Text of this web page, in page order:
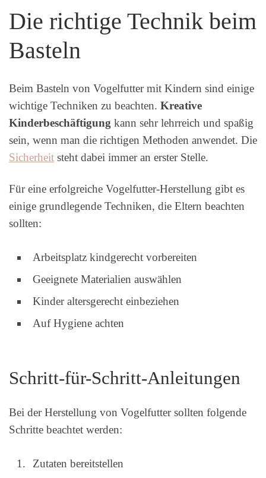
Die richtige Technik beim
Basteln
Beim Basteln von Vogelfutter mit Kindern sind einige
wichtige Techniken zu beachten. Kreative
Kinderbeschäftigung kann sehr lehrreich und spaßig
sein, wenn man die richtigen Methoden anwendet. Die
Sicherheit steht dabei immer an erster Stelle.
Für eine erfolgreiche Vogelfutter-Herstellung gibt es
einige grundlegende Techniken, die Eltern beachten
sollten:
Arbeitsplatz kindgerecht vorbereiten
Geeignete Materialien auswählen
Kinder altersgerecht einbeziehen
Auf Hygiene achten
Schritt-für-Schritt-Anleitungen
Bei der Herstellung von Vogelfutter sollten folgende
Schritte beachtet werden:
Zutaten bereitstellen